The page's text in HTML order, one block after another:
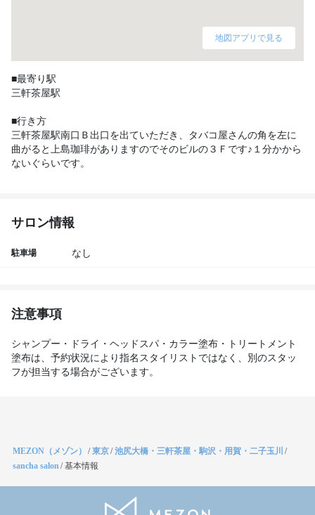
地図アプリで見る
■最寄り駅
三軒茶屋駅
■行き方
三軒茶屋駅南口Ｂ出口を出ていただき、タバコ屋さんの角を左に
曲がると上島珈琲がありますのでそのビルの３Ｆです♪１分かから
ないぐらいです。
サロン情報
駐車場 なし
注意事項
シャンプー・ドライ・ヘッドスパ・カラー塗布・トリートメント
塗布は、予約状況により指名スタイリストではなく、別のスタッ
フが担当する場合がございます。
MEZON（メゾン） /東京/池尻大橋・三軒茶屋・駒沢・用賀・二子玉川 /
sancha salon/基本情報